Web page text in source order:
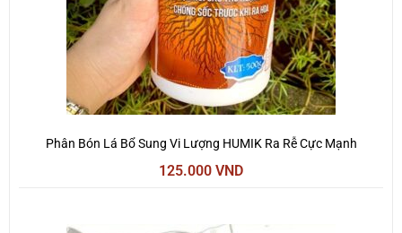
Phân Bón Lá Bổ Sung Vi Lượng HUMIK Ra Rễ Cực Mạnh
125.000 VND